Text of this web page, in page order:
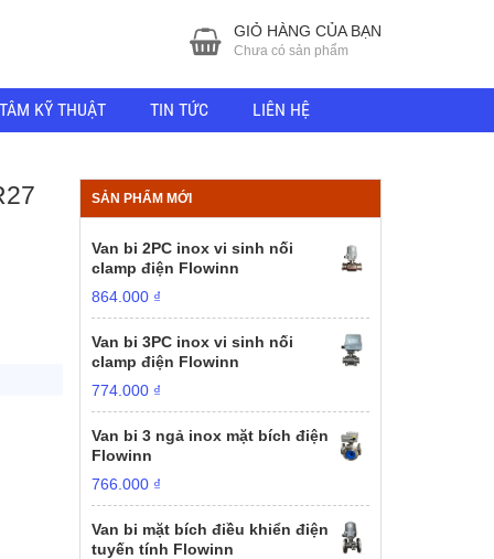
GIỎ HÀNG CỦA BẠN
Chưa có sản phẩm
KỸ THUẬT TIN TỨC LIÊN HỆ
SẢN PHẨM MỚI
Van bi 2PC inox vi sinh nối
clamp điện Flowinn
864.000 ₫
Van bi 3PC inox vi sinh nối
clamp điện Flowinn
774.000 ₫
Van bi 3 ngả inox mặt bích điện
Flowinn
766.000 ₫
Van bi mặt bích điều khiển điện
tuyến tính Flowinn